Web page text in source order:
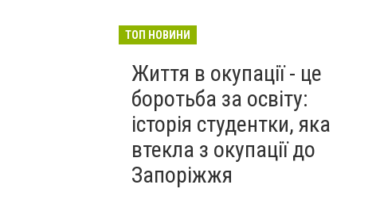
ТОП НОВИНИ
Життя в окупації - це
боротьба за освіту:
історія студентки, яка
втекла з окупації до
Запоріжжя